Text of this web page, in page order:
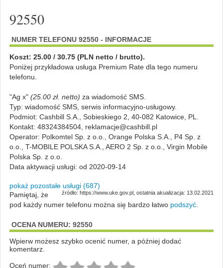
92550
NUMER TELEFONU 92550 - INFORMACJE
Koszt: 25.00 / 30.75 (PLN netto / brutto).
Poniżej przykładowa usługa Premium Rate dla tego numeru
telefonu.
"Ag x" (25.00 zł. netto) za wiadomość SMS.
Typ: wiadomość SMS, serwis informacyjno-usługowy.
Podmiot: Cashbill S.A., Sobieskiego 2, 40-082 Katowice, PL.
Kontakt: 48324384504, reklamacje@cashbill.pl
Operator: Polkomtel Sp. z o.o., Orange Polska S.A., P4 Sp. z
o.o., T-MOBILE POLSKA S.A., AERO 2 Sp. z o.o., Virgin Mobile
Polska Sp. z o.o.
Data aktywacji usługi: od 2020-09-14
pokaż pozostałe usługi (687)
źródło: https://www.uke.gov.pl, ostatnia akualizacja: 13.02.2021
Pamiętaj, że
pod każdy numer telefonu można się bardzo łatwo podszyć.
OCENA NUMERU: 92550
Wpierw możesz szybko ocenić numer, a później dodać
komentarz.
Oceń numer: